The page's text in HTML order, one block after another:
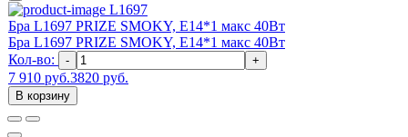
L1697
Бра L1697 PRIZE SMOKY, E14*1 макс 40Вт
Бра L1697 PRIZE SMOKY, E14*1 макс 40Вт
Кол-во:
- +
7 910 руб.3820 руб.
В корзину